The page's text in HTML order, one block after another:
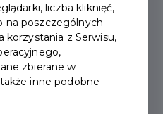
U
liczba kliknięć,
na poszczególnych
korzystania z Serwisu,
zbierane w
inne podobne